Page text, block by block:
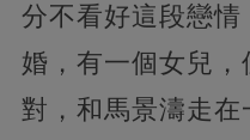
分不看好這段戀
婚，有一個女兒
對，和馬景濤走